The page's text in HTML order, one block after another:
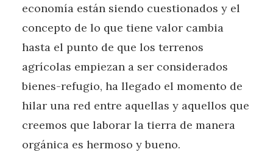
economía están siendo cuestionados y el
concepto de lo que tiene valor cambia
hasta el punto de que los terrenos
agrícolas empiezan a ser considerados
bienes-refugio, ha llegado el momento de
hilar una red entre aquellas y aquellos que
creemos que laborar la tierra de manera
orgánica es hermoso y bueno.